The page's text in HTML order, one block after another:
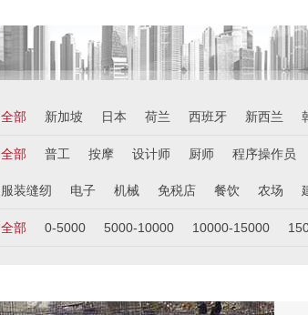
全部 新加坡 日本 荷兰 西班牙 新西兰
全部 普工 按摩 设计师 厨师 程序操作员
服装缝纫 电子 机械 免税店 餐饮 农场
全部 0-5000 5000-10000 10000-15000